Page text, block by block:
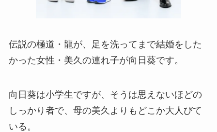
伝説の極道・龍が、足を洗ってまで結婚をした
かった女性・美久の連れ子が向日葵です。
向日葵は小学生ですが、そうは思えないほどの
しっかり者で、母の美久よりもどこか大人びて
いる。